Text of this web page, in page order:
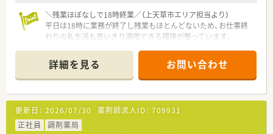
＼残業ほぼなしで18時終業／（上天草市エリア担当より）
平日は18時に業務が終了し残業もほとんどないため、お仕事終
わりの私生活も思いきり満喫できる環境が整っています。
【店舗情報と応需状況について】
■熊本県上天草市に位置し、1994年の設立以来、地域に根差した
医療を提供しています。
■近隣の医療機関から、主に皮膚科と内科の処方箋を1日に約
120枚応需している薬局です。
■現在、常勤薬剤師2名と契約社員薬剤師2名の合計4名体制で
日々の業務に対応しています。
詳細を見る お問い合わせ
更新日： 2026/07/30 薬剤師求人ID： 709931
正社員
調剤薬局